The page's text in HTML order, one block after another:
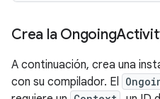
Crea la Ongoing
A continuación, crea una
con su compilador. El